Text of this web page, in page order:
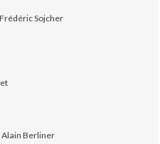
Sojcher
Alain Berliner